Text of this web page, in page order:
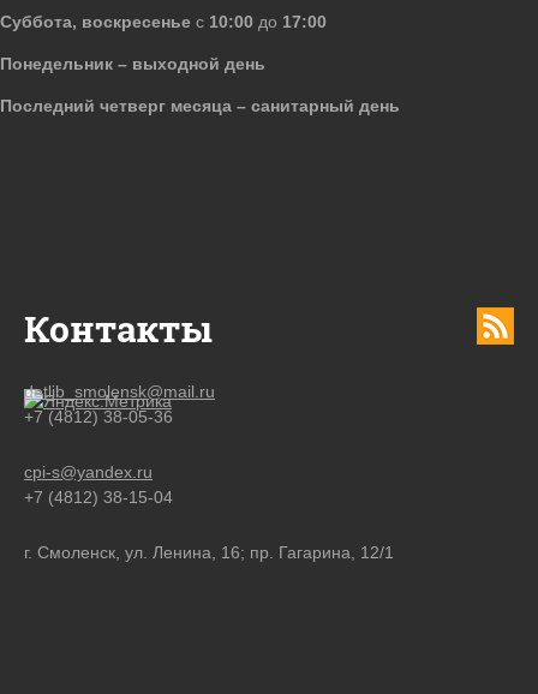
Контакты
detlib_smolensk@mail.ru
+7 (4812) 38-05-36
cpi-s@yandex.ru
+7 (4812) 38-15-04
г. Смоленск, ул. Ленина, 16; пр. Гагарина, 12/1
Суббота, воскресенье с 10:00 до 17:00
Понедельник – выходной день
Последний четверг месяца – санитарный день